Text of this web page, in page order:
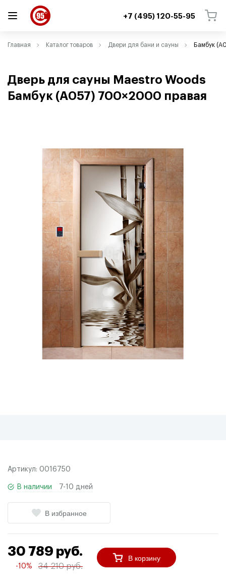
+7 (495) 120-55-95
Главная Каталог товаров Двери для бани и сауны Бамбук
Дверь для сауны Maestro Woods
Бамбук (A057) 700×2000 правая
Артикул: 0016750
В наличии 7-10 дней
В избранное
30 789 руб.
-10% 34 210 руб.
В корзину
ВЕРНУТЬСЯ
ВЕРНУТЬСЯ